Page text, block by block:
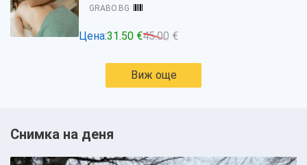
GRABO.BG
Цена:31.50 €45.00 €
Виж още
Снимка на деня